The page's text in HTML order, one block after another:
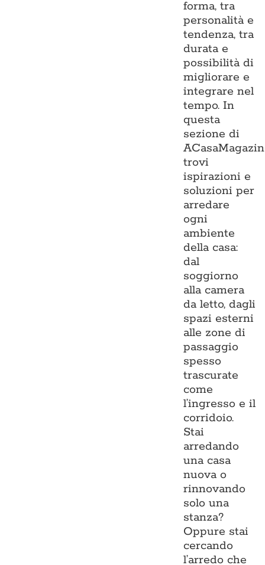
forma, tra
personalità e
tendenza, tra
durata e
possibilità di
migliorare e
integrare nel
tempo. In
questa
sezione di
trovi
ispirazioni e
soluzioni per
arredare
ogni
ambiente
della casa:
dal
soggiorno
alla camera
da letto, dagli
spazi esterni
alle zone di
passaggio
spesso
trascurate
come
l’ingresso e il
corridoio.
Stai
arredando
una casa
nuova o
rinnovando
solo una
stanza?
Oppure stai
cercando
l’arredo che